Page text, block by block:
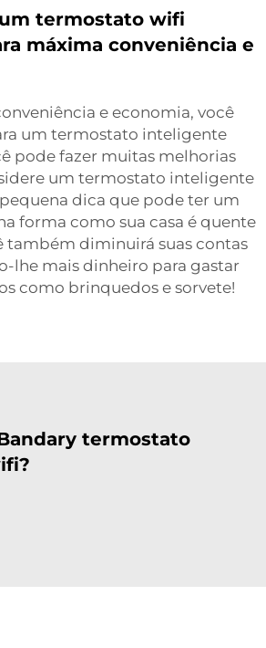
termostato wifi
máxima conveniência e
e economia, você
um termostato inteligente
pode fazer muitas melhorias
um termostato inteligente
dica que pode ter um
forma como sua casa é quente
também diminuirá suas contas
lhe mais dinheiro para gastar
como brinquedos e sorvete!
termostato